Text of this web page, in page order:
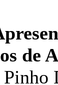
de